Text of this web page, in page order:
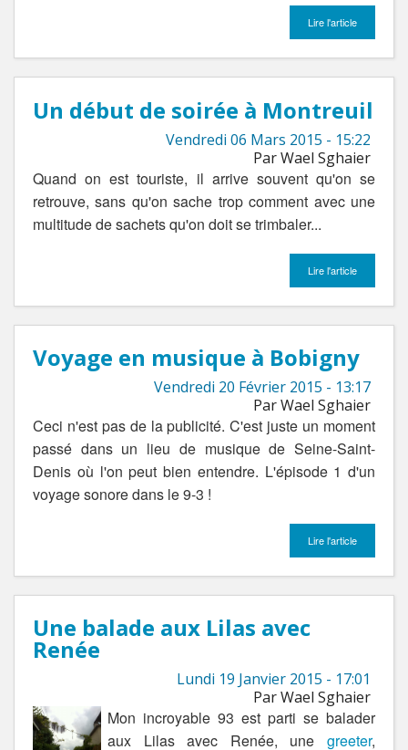
Lire l'article
Un début de soirée à Montreuil
Vendredi 06 Mars 2015 - 15:22
Par Wael Sghaier
Quand on est touriste, il arrive souvent qu'on se
retrouve, sans qu'on sache trop comment avec une
multitude de sachets qu'on doit se trimbaler...
Lire l'article
Voyage en musique à Bobigny
Vendredi 20 Février 2015 - 13:17
Par Wael Sghaier
Ceci n'est pas de la publicité. C'est juste un moment
passé dans un lieu de musique de Seine-Saint-
Denis où l'on peut bien entendre. L'épisode 1 d'un
voyage sonore dans le 9-3 !
Lire l'article
Une balade aux Lilas avec
Renée
Lundi 19 Janvier 2015 - 17:01
Par Wael Sghaier
Mon incroyable 93 est parti se balader
aux Lilas avec Renée, une greeter,